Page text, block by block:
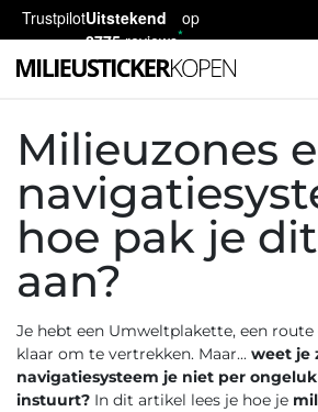
TrustpilotUitstekend
2775reviews
op
Milieuzones
hoe pak je
aan?
Je hebt een Umweltplakette, een
klaar om te vertrekken. Maar... weet je
navigatiesysteem je niet per
instuurt? In dit artikel lees je hoe je